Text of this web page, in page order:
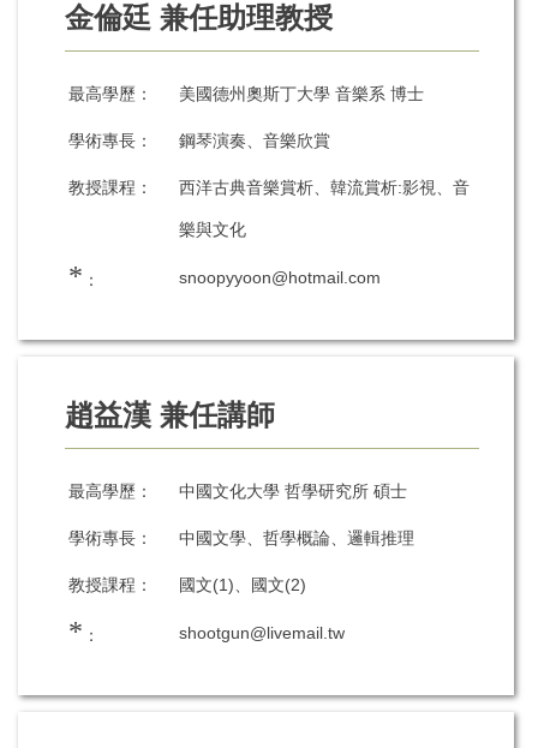
金倫廷 兼任助理教授
最高學歷： 美國德州奧斯丁大學 音樂系 博士
學術專長： 鋼琴演奏、音樂欣賞
教授課程： 西洋古典音樂賞析、韓流賞析:影視、音
樂與文化
* ： snoopyyoon@hotmail.com
趙益漢 兼任講師
最高學歷： 中國文化大學 哲學研究所 碩士
學術專長： 中國文學、哲學概論、邏輯推理
教授課程： 國文(1)、國文(2)
* ： shootgun@livemail.tw